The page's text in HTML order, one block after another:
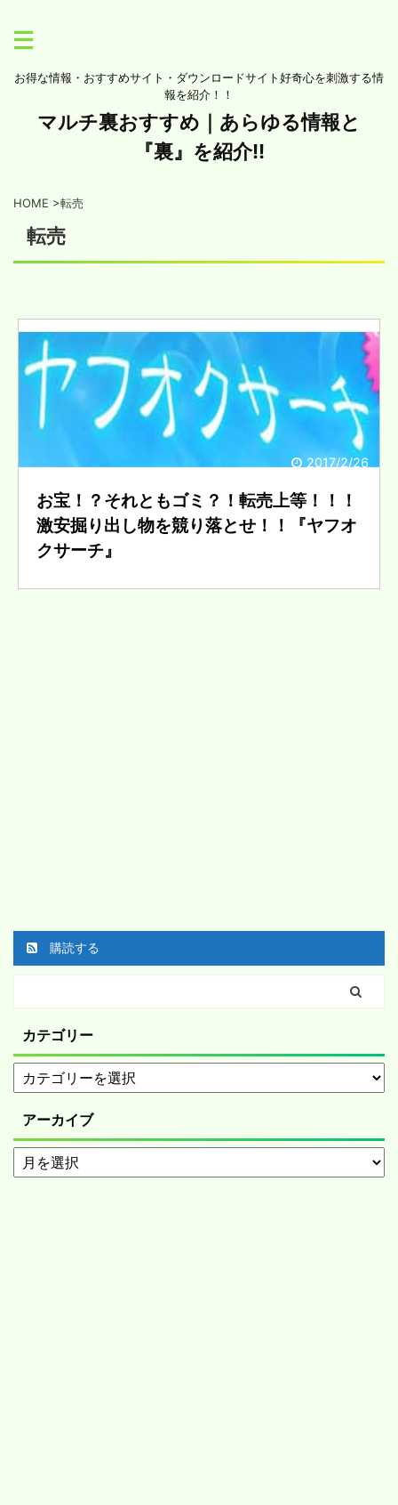
お得な情報・おすすめサイト・ダウンロードサイト好奇心を刺激する情
報を紹介！！
マルチ裏おすすめ｜あらゆる情報と
『裏』を紹介!!
HOME >転売
転売
2017/2/26
お宝！？それともゴミ？！転売上等！！！
激安掘り出し物を競り落とせ！！『ヤフオ
クサーチ』
購読する
カテゴリー
アーカイブ